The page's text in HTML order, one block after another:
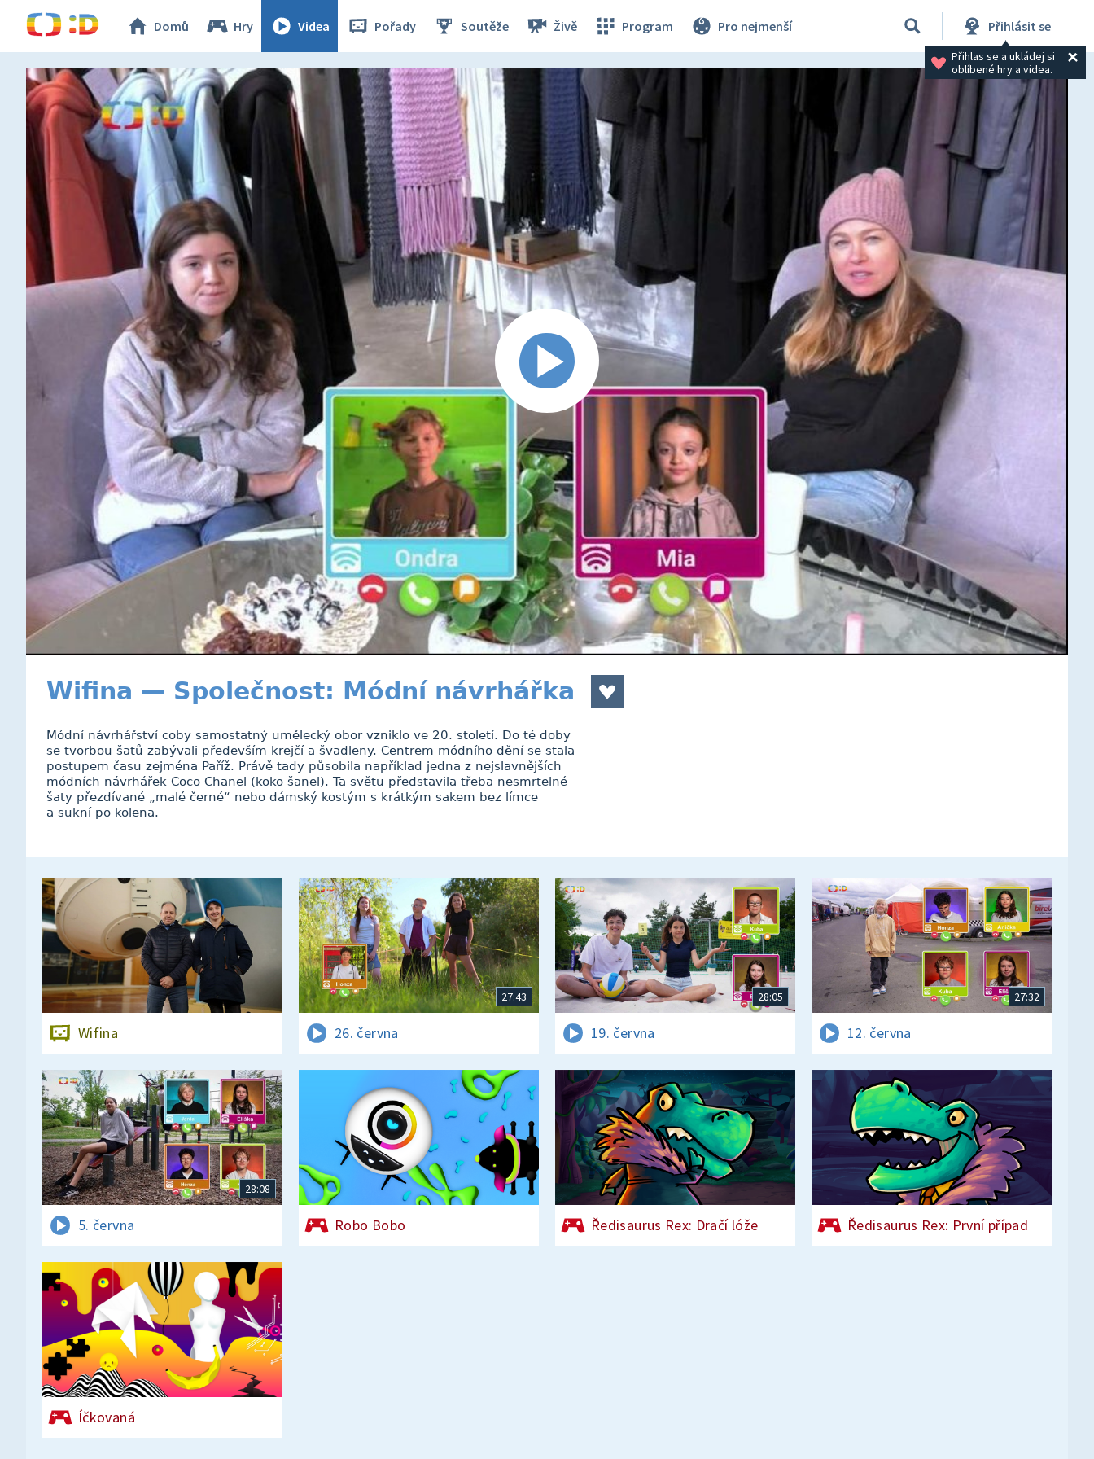
Domů Hry Videa Pořady Soutěže Živě Program Pro nejmenší Přihlásit se
Přihlas se a ukládej si
oblíbené hry a videa.
Wifina — Společnost: Módní návrhářka
Módní návrhářství coby samostatný umělecký obor vzniklo ve 20. století. Do té doby
se tvorbou šatů zabývali především krejčí a švadleny. Centrem módního dění se stala
postupem času zejména Paříž. Právě tady působila například jedna z nejslavnějších
módních návrhářek Coco Chanel (koko šanel). Ta světu představila třeba nesmrtelné
šaty přezdívané „malé černé“ nebo dámský kostým s krátkým sakem bez límce
a sukní po kolena.
Wifina
27:43
26. června
28:05
19. června
27:32
12. června
28:08
5. června Robo Bobo Ředisaurus Rex: Dračí lóže Ředisaurus Rex: První případ
Íčkovaná